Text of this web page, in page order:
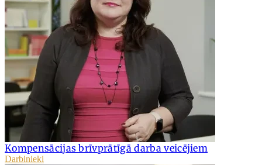
Kompensācijas brīvprātīgā darba veicējiem
Darbinieki